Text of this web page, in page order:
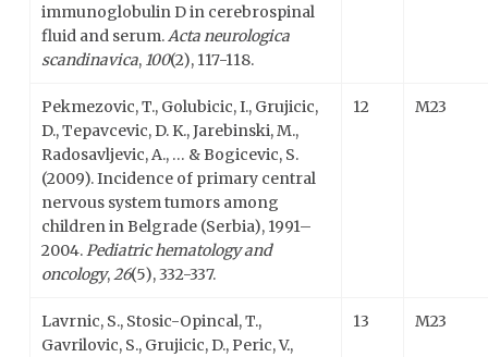
immunoglobulin D in cerebrospinal
fluid and serum.Acta neurologica
scandinavica, 100(2), 117-118.
Pekmezovic, T., Golubicic, I., Grujicic,
D., Tepavcevic, D. K., Jarebinski, M.,
Radosavljevic, A., … & Bogicevic, S.
(2009). Incidence of primary central
nervous system tumors among
children in Belgrade (Serbia), 1991–
2004.Pediatric hematology and
oncology,26(5), 332-337.
12 M23
Lavrnic, S., Stosic-Opincal, T.,
Gavrilovic, S., Grujicic, D., Peric, V.,
13 M23